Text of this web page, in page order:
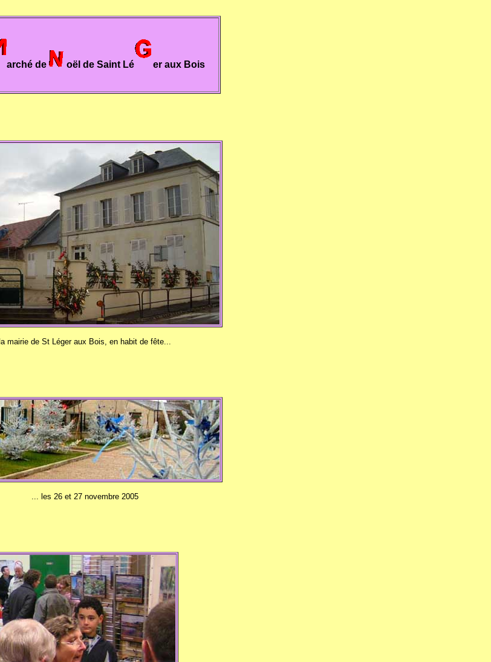
arché de oël de Saint Lé er aux Bois
la mairie de St Léger aux Bois, en habit de fête...
... les 26 et 27 novembre 2005